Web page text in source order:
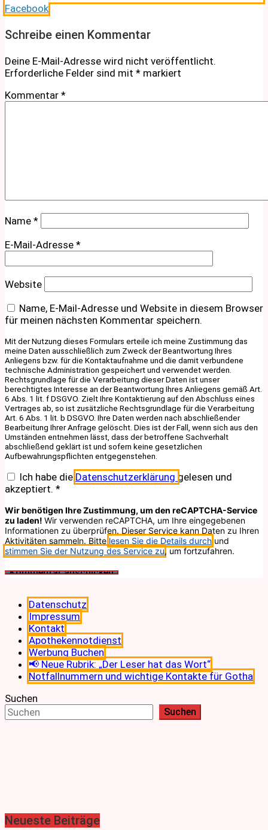
Facebook
Schreibe einen Kommentar
Deine E-Mail-Adresse wird nicht veröffentlicht.
Erforderliche Felder sind mit * markiert
Kommentar *
Name *
E-Mail-Adresse *
Website
Name, E-Mail-Adresse und Website in diesem Browser
für meinen nächsten Kommentar speichern.
Mit der Nutzung dieses Formulars erteile ich meine Zustimmung das
meine Daten ausschließlich zum Zweck der Beantwortung Ihres
Anliegens bzw. für die Kontaktaufnahme und die damit verbundene
technische Administration gespeichert und verwendet werden.
Rechtsgrundlage für die Verarbeitung dieser Daten ist unser
berechtigtes Interesse an der Beantwortung Ihres Anliegens gemäß Art.
6 Abs. 1 lit. f DSGVO. Zielt Ihre Kontaktierung auf den Abschluss eines
Vertrages ab, so ist zusätzliche Rechtsgrundlage für die Verarbeitung
Art. 6 Abs. 1 lit. b DSGVO. Ihre Daten werden nach abschließender
Bearbeitung Ihrer Anfrage gelöscht. Dies ist der Fall, wenn sich aus den
Umständen entnehmen lässt, dass der betroffene Sachverhalt
abschließend geklärt ist und sofern keine gesetzlichen
Aufbewahrungspflichten entgegenstehen.
Ich habe die Datenschutzerklärung gelesen und
akzeptiert. *
Wir benötigen Ihre Zustimmung, um den reCAPTCHA-Service
zu laden! Wir verwenden reCAPTCHA, um Ihre eingegebenen
Informationen zu überprüfen. Dieser Service kann Daten zu Ihren
Aktivitäten sammeln. Bitte lesen Sie die Details durch und
stimmen Sie der Nutzung des Service zu, um fortzufahren.
Datenschutz
Impressum
Kontakt
Apothekennotdienst
Werbung Buchen
📢 Neue Rubrik: „Der Leser hat das Wort“
Notfallnummern und wichtige Kontakte für Gotha
Suchen
Suchen
Neueste Beiträge